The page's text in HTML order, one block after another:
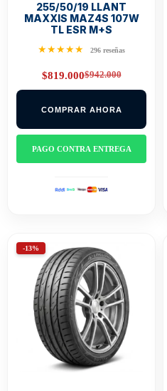
255/50/19 LLANT
MAXXIS MAZ4S 107W
TL ESR M+S
★★★★★ 296 reseñas
$942.000
Original
price
$942.000.
$819.000Current
price
$819.000.
COMPRAR AHORA
PAGO CONTRA ENTREGA
-13%